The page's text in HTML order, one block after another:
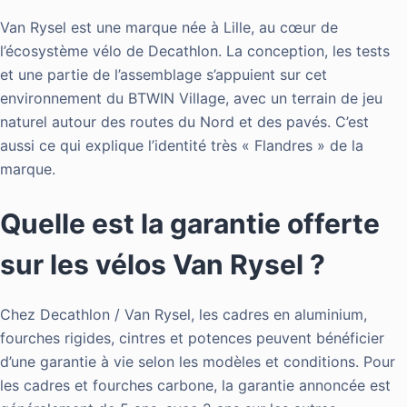
Van Rysel est une marque née à Lille, au cœur de
l’écosystème vélo de Decathlon. La conception, les tests
et une partie de l’assemblage s’appuient sur cet
environnement du BTWIN Village, avec un terrain de jeu
naturel autour des routes du Nord et des pavés. C’est
aussi ce qui explique l’identité très « Flandres » de la
marque.
Quelle est la garantie offerte
sur les vélos Van Rysel ?
Chez Decathlon / Van Rysel, les cadres en aluminium,
fourches rigides, cintres et potences peuvent bénéficier
d’une garantie à vie selon les modèles et conditions. Pour
les cadres et fourches carbone, la garantie annoncée est